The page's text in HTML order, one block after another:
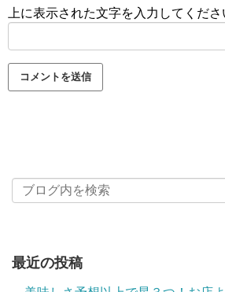
上に表示された文字を入力してくださ
最近の投稿